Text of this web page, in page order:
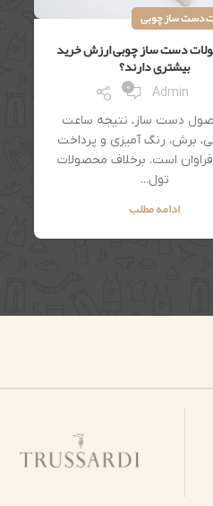
دست ساز چوبی
دست ساز چوبی ارزش خرید
بیشتری دارند؟
Admin
0
دست ساز، نتیجه ساعت
برش، رنگ آمیزی و پرداخت
است. برخلاف محصولات
تول...
ادامه مطلب